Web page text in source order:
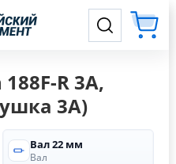
R 3А,
3А)
Вал 22 мм
Вал